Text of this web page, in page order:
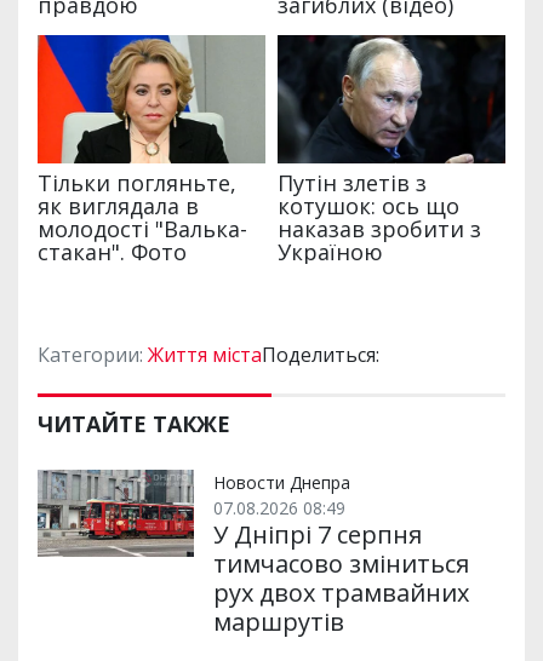
Категории: Життя містаПоделиться:
ЧИТАЙТЕ ТАКЖЕ
Новости Днепра
07.08.2026 08:49
У Дніпрі 7 серпня
тимчасово зміниться
рух двох трамвайних
маршрутів